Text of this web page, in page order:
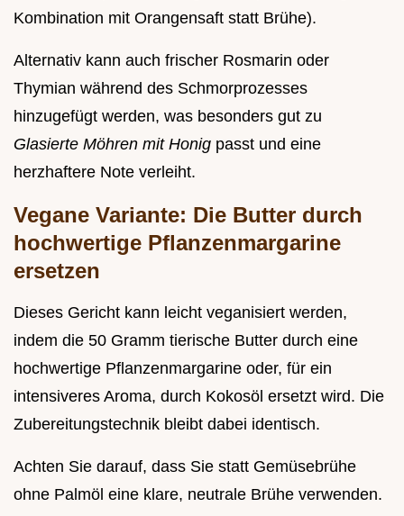
Kombination mit Orangensaft statt Brühe).
Alternativ kann auch frischer Rosmarin oder
Thymian während des Schmorprozesses
hinzugefügt werden, was besonders gut zu
Glasierte Möhren mit Honig passt und eine
herzhaftere Note verleiht.
Vegane Variante: Die Butter durch
hochwertige Pflanzenmargarine
ersetzen
Dieses Gericht kann leicht veganisiert werden,
indem die 50 Gramm tierische Butter durch eine
hochwertige Pflanzenmargarine oder, für ein
intensiveres Aroma, durch Kokosöl ersetzt wird. Die
Zubereitungstechnik bleibt dabei identisch.
Achten Sie darauf, dass Sie statt Gemüsebrühe
ohne Palmöl eine klare, neutrale Brühe verwenden.